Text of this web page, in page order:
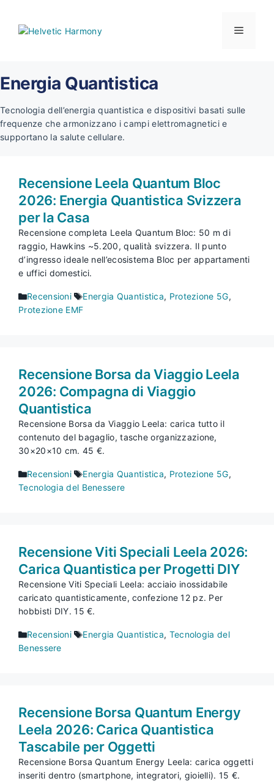
contenuto
Menu
Energia Quantistica
Tecnologia dell’energia quantistica e dispositivi basati sulle
frequenze che armonizzano i campi elettromagnetici e
supportano la salute cellulare.
Recensione Leela Quantum Bloc
2026: Energia Quantistica Svizzera
per la Casa
Recensione completa Leela Quantum Bloc: 50 m di
raggio, Hawkins ~5.200, qualità svizzera. Il punto
d’ingresso ideale nell’ecosistema Bloc per appartamenti
e uffici domestici.
Categorie
Recensioni Tag
Energia Quantistica, Protezione 5G,
Protezione EMF
Recensione Borsa da Viaggio Leela
2026: Compagna di Viaggio
Quantistica
Recensione Borsa da Viaggio Leela: carica tutto il
contenuto del bagaglio, tasche organizzazione,
30×20×10 cm. 45 €.
Categorie
Recensioni Tag
Energia Quantistica, Protezione 5G,
Tecnologia del Benessere
Recensione Viti Speciali Leela 2026:
Carica Quantistica per Progetti DIY
Recensione Viti Speciali Leela: acciaio inossidabile
caricato quantisticamente, confezione 12 pz. Per
hobbisti DIY. 15 €.
Categorie
Recensioni Tag
Energia Quantistica, Tecnologia del
Benessere
Recensione Borsa Quantum Energy
Leela 2026: Carica Quantistica
Tascabile per Oggetti
Recensione Borsa Quantum Energy Leela: carica oggetti
inseriti dentro (smartphone, integratori, gioielli). 15 €.